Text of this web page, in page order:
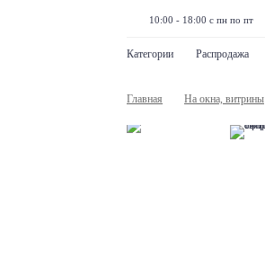
10:00 - 18:00 с пн по пт
Категории Распродажа
Главная На окна, витрины